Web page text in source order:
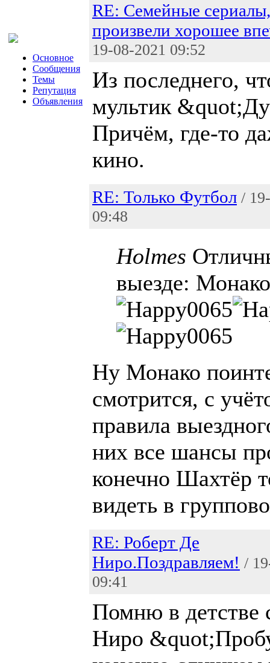
Основное
Сообщения
Темы
Репутация
Объявления
RE: Cемейные
произвели хорошее
19-08-2021 09:52
Из последнего,
мультик
Причём, где-то
кино.
RE: Только Футбол /
09:48
Holmes
выезде:
Ну Монако
смотрится, с
правила
них все шансы
конечно Шахтёр
видеть в
RE: Роберт Де
Ниро.Поздравляем! /
09:41
Помню в детстве
Ниро